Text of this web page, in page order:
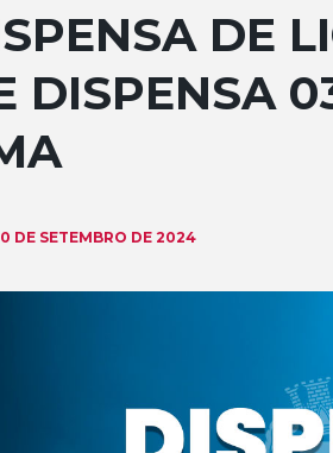
DE
DISPENSA
DE SETEMBRO DE 2024